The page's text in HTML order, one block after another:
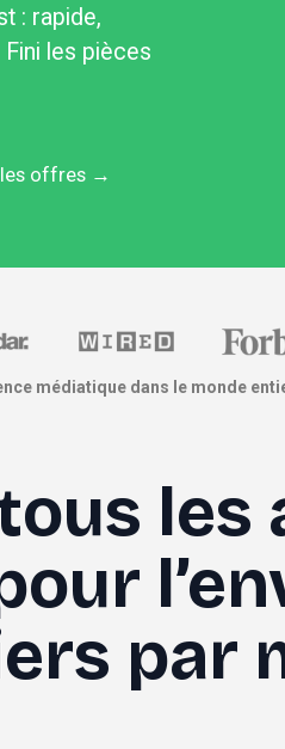
: rapide,
les pièces
offres →
médiatique dans le monde
les
par